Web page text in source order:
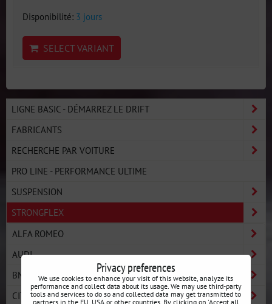
Disponibilité: 3 jours
SELECT VARIANT
LIGNE BASIC - DÉMARREZ LE DRIFT
FABRICANTS
RECHERCHE PAR VOITURE
PRO LINE - PERFORMANCE ULTIME
SUSPENSION
STRONGFLEX
ALFA ROMEO
AUDI
BMW
CITROËN
Privacy preferences
We use cookies to enhance your visit of this website, analyze its
performance and collect data about its usage. We may use third-party
tools and services to do so and collected data may get transmitted to
partners in the EU, USA or other countries. By clicking on 'Accept all